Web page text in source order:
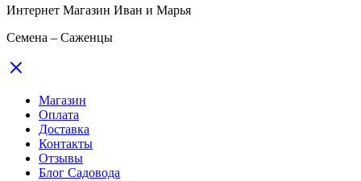
Интернет Магазин Иван и Марья
Семена – Саженцы
Магазин
Оплата
Доставка
Контакты
Отзывы
Блог Садовода